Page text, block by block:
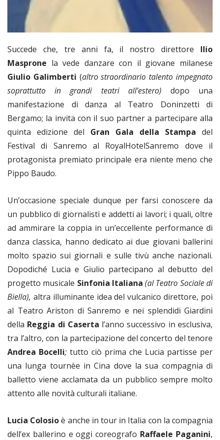
Succede che, tre anni fa, il nostro direttore Ilio
Masprone la vede danzare con il giovane milanese
Giulio Galimberti (altro straordinario talento impegnato
soprattutto in grandi teatri all’estero) dopo una
manifestazione di danza al Teatro Doninzetti di
Bergamo; la invita con il suo partner a partecipare alla
quinta edizione del Gran Gala della Stampa del
Festival di Sanremo al RoyalHotelSanremo dove il
protagonista premiato principale era niente meno che
Pippo Baudo.
Un’occasione speciale dunque per farsi conoscere da
un pubblico di giornalisti e addetti ai lavori; i quali, oltre
ad ammirare la coppia in un’eccellente performance di
danza classica, hanno dedicato ai due giovani ballerini
molto spazio sui giornali e sulle tivù anche nazionali.
Dopodiché Lucia e Giulio partecipano al debutto del
progetto musicale Sinfonia Italiana(al Teatro Sociale di
Biella), altra illuminante idea del vulcanico direttore, poi
al Teatro Ariston di Sanremo e nei splendidi Giardini
della Reggia di Caserta l’anno successivo in esclusiva,
tra l’altro, con la partecipazione del concerto del tenore
Andrea Bocelli; tutto ciò prima che Lucia partisse per
una lunga tournèe in Cina dove la sua compagnia di
balletto viene acclamata da un pubblico sempre molto
attento alle novità culturali italiane.
Lucia Colosioè anche in tour in Italia con la compagnia
dell’ex ballerino e oggi coreografo Raffaele Paganini,